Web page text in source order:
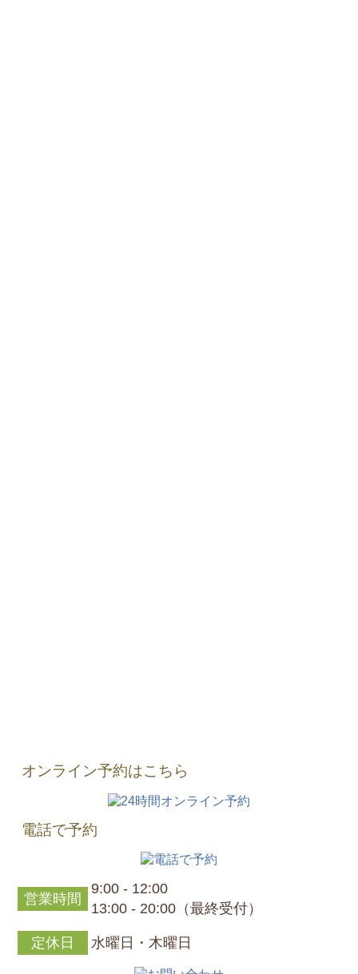
オンライン予約はこちら
電話で予約
営業時間
9:00 - 12:00
13:00 - 20:00（最終受付）
定休日 水曜日・木曜日